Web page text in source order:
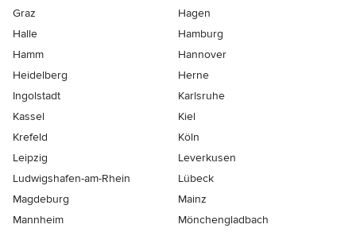
Graz
Hagen
Halle
Hamburg
Hamm
Hannover
Heidelberg
Herne
Ingolstadt
Karlsruhe
Kassel
Kiel
Krefeld
Köln
Leipzig
Leverkusen
Ludwigshafen-am-Rhein
Lübeck
Magdeburg
Mainz
Mannheim
Mönchen­gladbach